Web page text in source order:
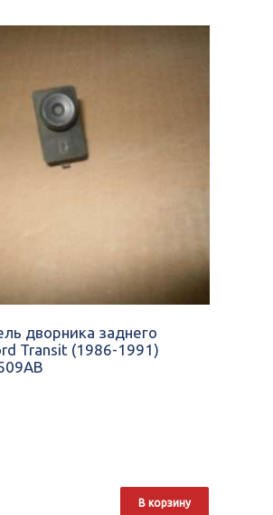
дворника заднего
Transit (1986-1991)
В корзину